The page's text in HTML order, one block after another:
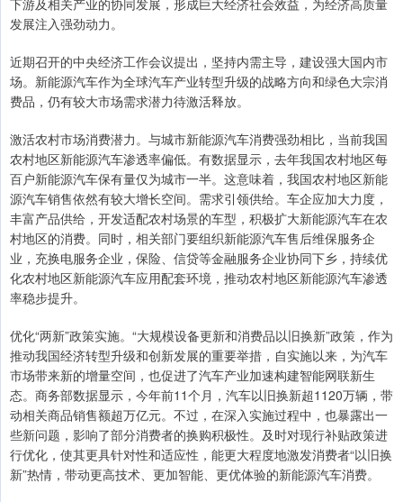
下游及相关产业的协同发展，形成巨大经济社会效益，为经济高质量
发展注入强劲动力。
近期召开的中央经济工作会议提出，坚持内需主导，建设强大国内市
场。新能源汽车作为全球汽车产业转型升级的战略方向和绿色大宗消
费品，仍有较大市场需求潜力待激活释放。
激活农村市场消费潜力。与城市新能源汽车消费强劲相比，当前我国
农村地区新能源汽车渗透率偏低。有数据显示，去年我国农村地区每
百户新能源汽车保有量仅为城市一半。这意味着，我国农村地区新能
源汽车销售依然有较大增长空间。需求引领供给。车企应加大力度，
丰富产品供给，开发适配农村场景的车型，积极扩大新能源汽车在农
村地区的消费。同时，相关部门要组织新能源汽车售后维保服务企
业，充换电服务企业，保险、信贷等金融服务企业协同下乡，持续优
化农村地区新能源汽车应用配套环境，推动农村地区新能源汽车渗透
率稳步提升。
优化“两新”政策实施。“大规模设备更新和消费品以旧换新”政策，作为
推动我国经济转型升级和创新发展的重要举措，自实施以来，为汽车
市场带来新的增量空间，也促进了汽车产业加速构建智能网联新生
态。商务部数据显示，今年前11个月，汽车以旧换新超1120万辆，带
动相关商品销售额超万亿元。不过，在深入实施过程中，也暴露出一
些新问题，影响了部分消费者的换购积极性。及时对现行补贴政策进
行优化，使其更具针对性和适应性，能更大程度地激发消费者“以旧换
新”热情，带动更高技术、更加智能、更优体验的新能源汽车消费。